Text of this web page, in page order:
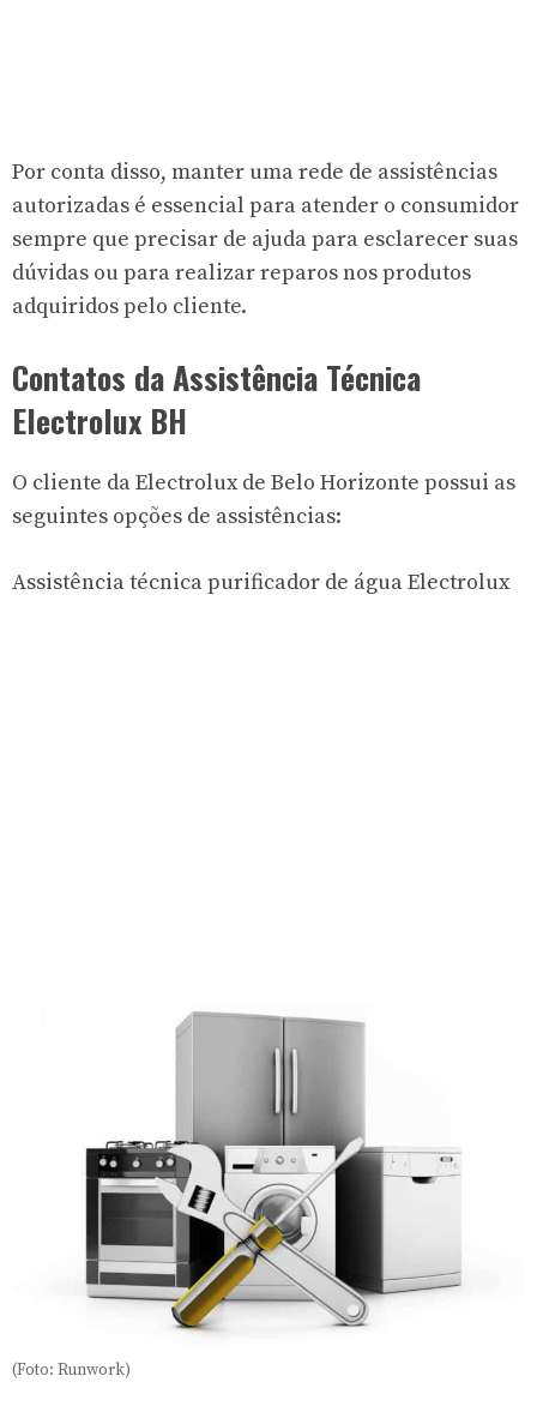
Por conta disso, manter uma rede de assistências
autorizadas é essencial para atender o consumidor
sempre que precisar de ajuda para esclarecer suas
dúvidas ou para realizar reparos nos produtos
adquiridos pelo cliente.
Contatos da Assistência Técnica
Electrolux BH
O cliente da Electrolux de Belo Horizonte possui as
seguintes opções de assistências:
Assistência técnica purificador de água Electrolux
(Foto: Runwork)